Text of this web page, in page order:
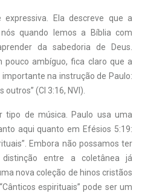
Ela descreve que a
quando lemos a Bíblia com
da sabedoria de Deus.
pouco ambíguo, fica claro que a
na instrução de Paulo:
outros” (Cl 3:16, NVI).
tipo de música. Paulo usa uma
aqui quanto em Efésios 5:19:
Embora não possamos ter
entre a coletânea já
nova coleção de hinos cristãos
espirituais” pode ser um